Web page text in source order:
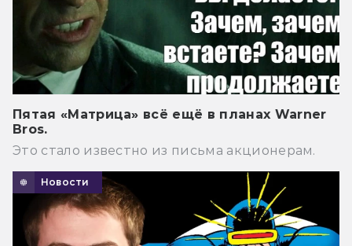
Пятая «Матрица» всё ещё в планах Warner
Bros.
Это стало известно из письма акционерам.
Новости